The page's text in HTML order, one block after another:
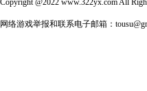
Copyright @2022 www.322yx.com All
网络游戏举报和联系电子邮箱：